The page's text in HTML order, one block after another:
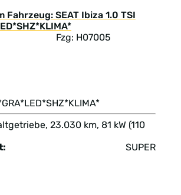
Fzg: H07005
23.030 km, 81 kW (110
SUPER